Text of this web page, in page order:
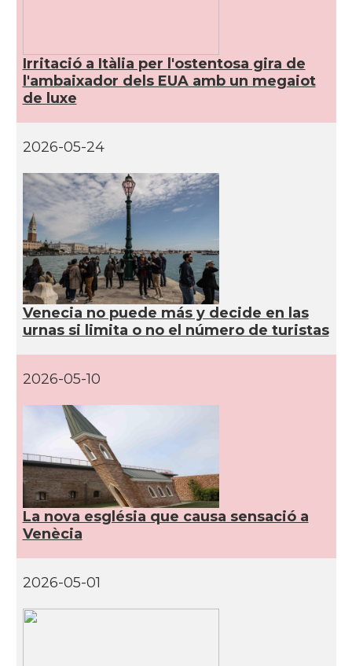
Consolat Consolat general a Milano
Consolat Consolat general a Napoli
Consolat Consolat general a Roma
Ambaixada
* + ambaixades i consolats
Irritació a Itàlia per l'ostentosa gira de
l'ambaixador dels EUA amb un megaiot
de luxe
2026-05-24
Venecia no puede más y decide en las
urnas si limita o no el número de turistas
2026-05-10
La nova església que causa sensació a
Venècia
2026-05-01